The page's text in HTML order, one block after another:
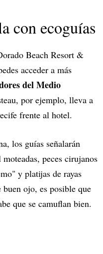
con ecoguías
Beach Resort &
acceder a más
del Medio
por ejemplo, lleva a
frente al hotel.
los guías señalarán
peces cirujanos
y platijas de rayas
ojo, es posible que
que se camuflan bien.